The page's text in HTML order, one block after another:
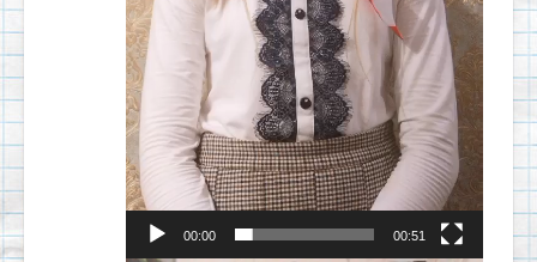
00:00 00:51